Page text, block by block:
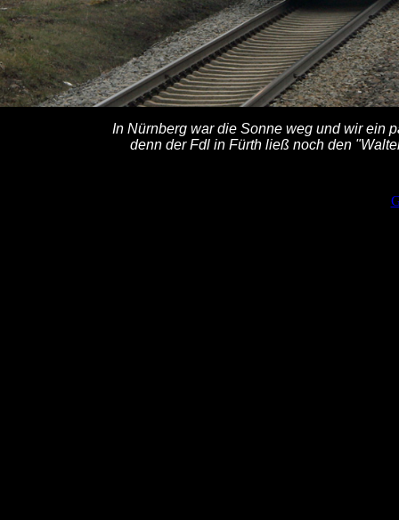
In Nürnberg war die Sonne weg und wir ein
denn der Fdl in Fürth ließ noch den